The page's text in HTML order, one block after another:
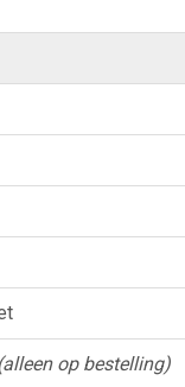
op bestelling)